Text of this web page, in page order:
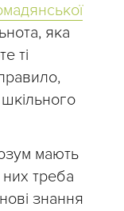
яка
ті
мають
них треба
знання